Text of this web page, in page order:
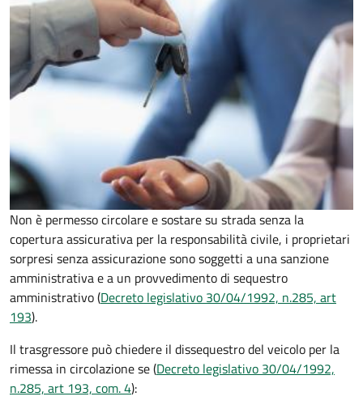
Non è permesso circolare e sostare su strada senza la
copertura assicurativa per la responsabilità civile, i proprietari
sorpresi senza assicurazione sono soggetti a una sanzione
amministrativa e a un provvedimento di sequestro
amministrativo (Decreto legislativo 30/04/1992, n.285, art
193).
Il trasgressore può chiedere il dissequestro del veicolo per la
rimessa in circolazione se (Decreto legislativo 30/04/1992,
n.285, art 193, com. 4):